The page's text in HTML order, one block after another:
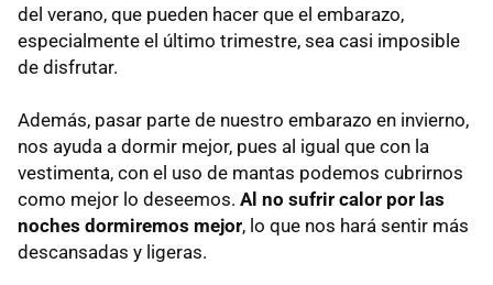
del verano, que pueden hacer que el embarazo,
especialmente el último trimestre, sea casi imposible
de disfrutar.
Además, pasar parte de nuestro embarazo en invierno,
nos ayuda a dormir mejor, pues al igual que con la
vestimenta, con el uso de mantas podemos cubrirnos
como mejor lo deseemos. Al no sufrir calor por las
noches dormiremos mejor, lo que nos hará sentir más
descansadas y ligeras.